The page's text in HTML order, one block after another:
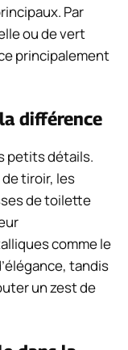
Par
ou de vert
principalement
différence
petits détails.
tiroir, les
de toilette
comme le
tandis
un zest de